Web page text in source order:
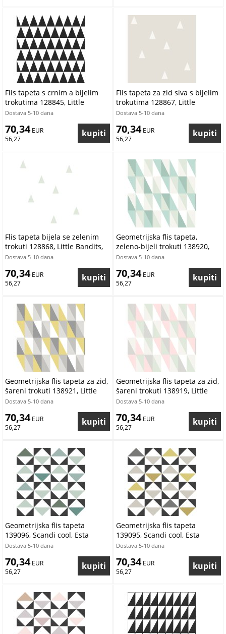
Flis tapeta s crnim a bijelim
trokutima 128845, Little
Bandits, Black & White, Esta
Dostava 5-10 dana
70,34 EUR
56,27
Flis tapeta za zid siva s bijelim
trokutima 128867, Little
Bandits, Esta
Dostava 5-10 dana
70,34 EUR
56,27
Flis tapeta bijela se zelenim
trokuti 128868, Little Bandits,
Esta
Dostava 5-10 dana
70,34 EUR
56,27
Geometrijska flis tapeta,
zeleno-bijeli trokuti 138920,
Little Bandits, Esta
Dostava 5-10 dana
70,34 EUR
56,27
Geometrijska flis tapeta za zid,
šareni trokuti 138921, Little
Bandits, Esta
Dostava 5-10 dana
70,34 EUR
56,27
Geometrijska flis tapeta za zid,
šareni trokuti 138919, Little
Bandits, Esta
Dostava 5-10 dana
70,34 EUR
56,27
Geometrijska flis tapeta
139096, Scandi cool, Esta
Dostava 5-10 dana
70,34 EUR
56,27
Geometrijska flis tapeta
139095, Scandi cool, Esta
Dostava 5-10 dana
70,34 EUR
56,27